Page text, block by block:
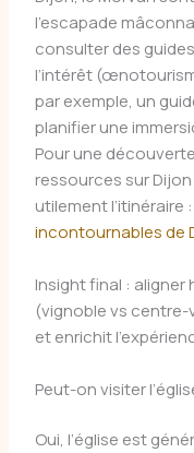
l’escapade
consulter des
l’intérêt
par exemple, un
planifier une
Pour une
ressources sur
utilement l’itinéraire
incontournables de
Insight final :
(vignoble vs centre-
et enrichit
Peut-on visiter
Oui, l’église est